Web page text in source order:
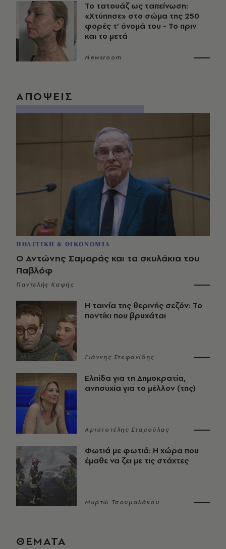
Το τατουάζ ως ταπείνωση:
«Χτύπησε» στο σώμα της 250
φορές τ’ όνομά του - Το πριν
και το μετά
Newsroom
ΑΠΟΨΕΙΣ
ΠΟΛΙΤΙΚΗ & ΟΙΚΟΝΟΜΙΑ
Ο Αντώνης Σαμαράς και τα σκυλάκια του
Παβλόφ
Παντελής Καψής
Η ταινία της θερινής σεζόν: Το
ποντίκι που βρυχάται
Γιάννης Στεφανίδης
Ελπίδα για τη Δημοκρατία,
ανησυχία για το μέλλον (της)
Αριστοτέλης Σταμούλας
Φωτιά με φωτιά: Η χώρα που
έμαθε να ζει με τις στάχτες
Μυρτώ Τσουμαλάκου
ΘΕΜΑΤΑ